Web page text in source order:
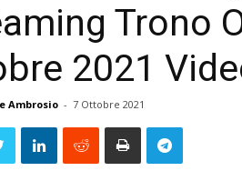
Trono
2021
Ambrosio - 7 Ottobre 2021